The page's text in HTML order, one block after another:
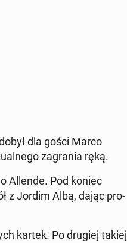
dla gości Marco
za­gra­nia ręką.
Allende. Pod koniec
z Jordim Albą, dając pro­
kartek. Po drugiej takiej